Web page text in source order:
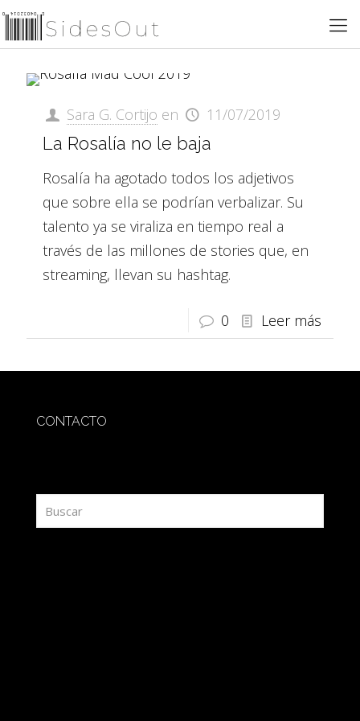
Sara G. Cortijo en 11/07/2019
La Rosalía no le baja
Rosalía ha agotado todos los adjetivos
que sobre ella se podrían verbalizar. Su
talento ya se viraliza en tiempo real a
través de las millones de stories que, en
streaming, llevan su hashtag.
0 Leer más
CONTACTO